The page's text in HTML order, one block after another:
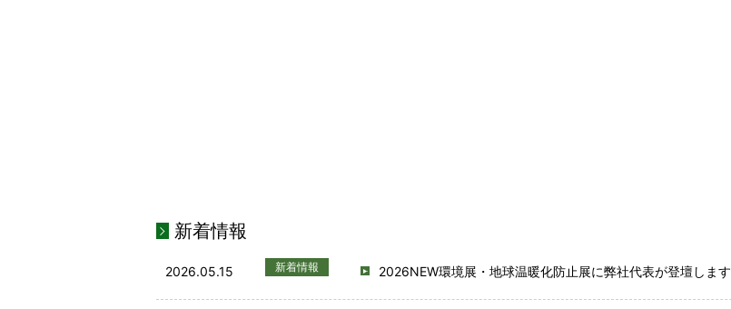
新着情報
2026.05.15 新着情報 2026NEW環境展・地球温暖化防止展に弊社代表が登壇します